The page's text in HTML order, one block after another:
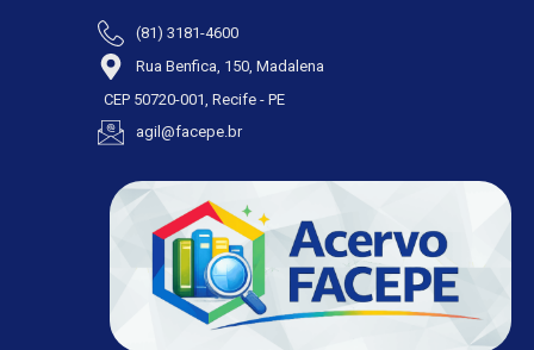
(81) 3181-4600
Rua Benfica, 150, Madalena
CEP 50720-001, Recife - PE
agil@facepe.br